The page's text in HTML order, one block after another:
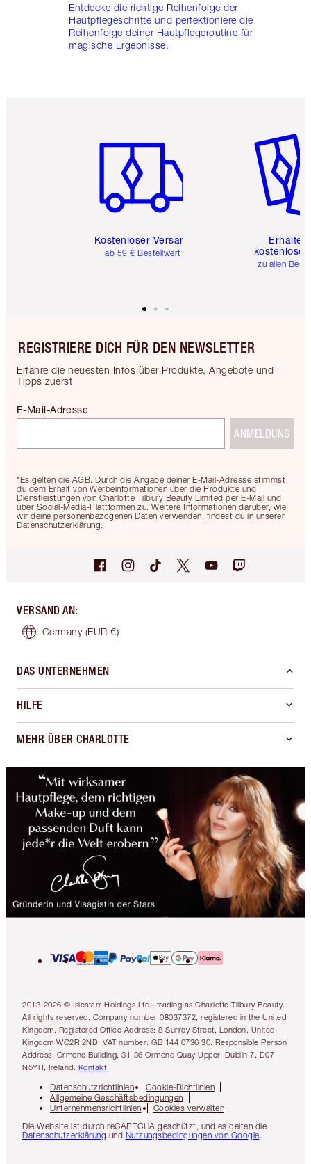
Entdecke die richtige Reihenfolge der
Hautpflegeschritte und perfektioniere die
Reihenfolge deiner Hautpflegeroutine für
magische Ergebnisse.
Kostenloser Versand
ab 59 € Bestellwert
Erhalte
kostenlose
zu allen
REGISTRIERE DICH FÜR DEN NEWSLETTER
Erfahre die neuesten Infos über Produkte, Angebote und
Tipps zuerst
*Es gelten die AGB. Durch die Angabe deiner E-Mail-Adresse stimmst
du dem Erhalt von Werbeinformationen über die Produkte und
Dienstleistungen von Charlotte Tilbury Beauty Limited per E-Mail und
über Social-Media-Plattformen zu. Weitere Informationen darüber, wie
wir deine personenbezogenen Daten verwenden, findest du in unserer
Datenschutzerklärung.
E-Mail-Adresse
ANMELDUNG
VERSAND AN:
Germany (EUR €)
DAS UNTERNEHMEN
HILFE
MEHR ÜBER CHARLOTTE
2013-2026 © Islestarr Holdings Ltd., trading as Charlotte Tilbury Beauty.
All rights reserved. Company number 08037372, registered in the United
Kingdom. Registered Office Address: 8 Surrey Street, London, United
Kingdom WC2R 2ND. VAT number: GB 144 0736 30. Responsible Person
Address: Ormond Building, 31-36 Ormond Quay Upper, Dublin 7, D07
N5YH, Ireland. Kontakt
Datenschutzrichtlinien
Cookie-Richtlinien
Allgemeine Geschäftsbedingungen
Unternehmensrichtlinien
Cookies verwalten
Die Website ist durch reCAPTCHA geschützt, und es gelten die
Datenschutzerklärung und Nutzungsbedingungen von Google.